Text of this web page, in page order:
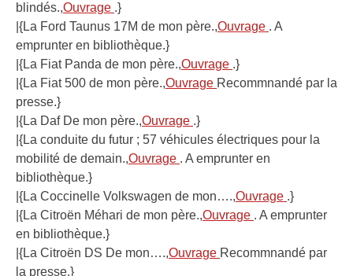
blindés.,Ouvrage .}
|{La Ford Taunus 17M de mon père.,Ouvrage . A
emprunter en bibliothèque.}
|{La Fiat Panda de mon père.,Ouvrage .}
|{La Fiat 500 de mon père.,Ouvrage Recommnandé par la
presse.}
|{La Daf De mon père.,Ouvrage .}
|{La conduite du futur ; 57 véhicules électriques pour la
mobilité de demain.,Ouvrage . A emprunter en
bibliothèque.}
|{La Coccinelle Volkswagen de mon….,Ouvrage .}
|{La Citroën Méhari de mon père.,Ouvrage . A emprunter
en bibliothèque.}
|{La Citroën DS De mon….,Ouvrage Recommnandé par
la presse.}